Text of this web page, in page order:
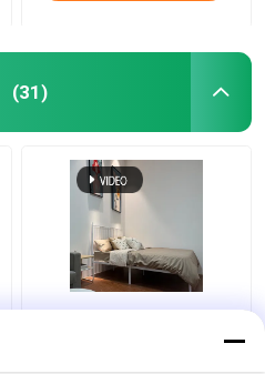
(31)
Moderne hotelmeubels